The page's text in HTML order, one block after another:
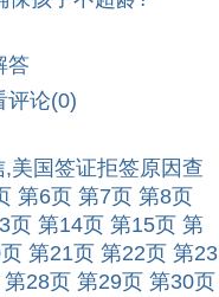
答
评论(0)
美国签证拒签原因查
第6页 第7页 第8页
页 第14页 第15页 第
第21页 第22页 第23
第28页 第29页 第30页